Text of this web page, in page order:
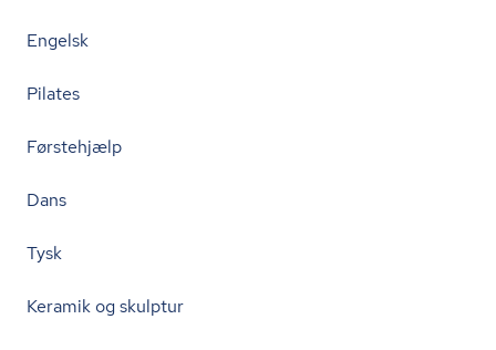
Engelsk
Pilates
Førstehjælp
Dans
Tysk
Keramik og skulptur